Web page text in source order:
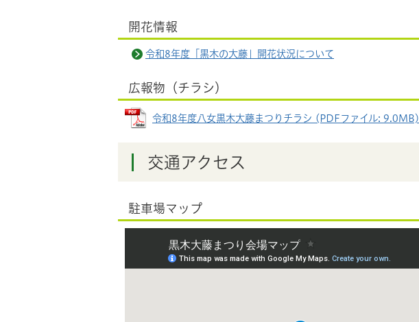
開花情報
令和8年度「黒木の大藤」開花状況について
広報物（チラシ）
令和8年度八女黒木大藤まつりチラシ (PDFファイル: 9.0MB)
交通アクセス
駐車場マップ